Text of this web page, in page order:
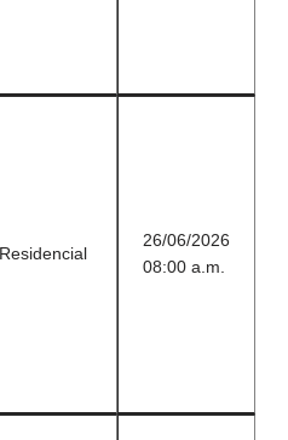
Residencial
26/06/2026
08:00 a.m.